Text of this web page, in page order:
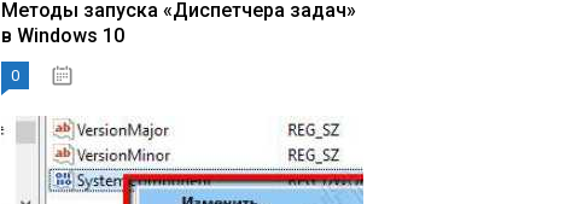
Методы запуска «Диспетчера задач»
в Windows 10
0